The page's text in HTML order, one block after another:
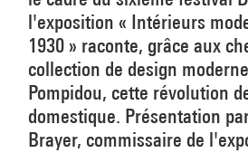
l'exposition « Intérieurs
1930 » raconte, grâce aux
collection de design
Pompidou, cette révolution
domestique. Présentation
Brayer, commissaire de